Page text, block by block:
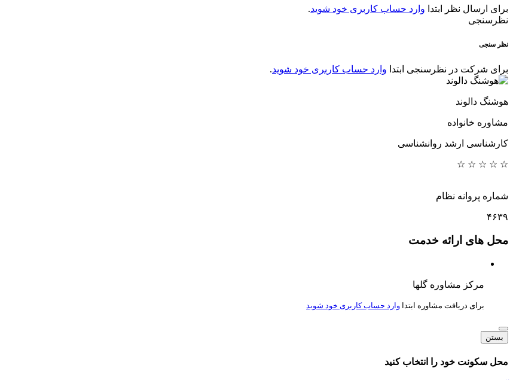
برای ارسال نظر ابتدا وارد حساب کاربری خود شوید.
نظرسنجی
نظر سنجی
برای شرکت در نظرسنجی ابتدا وارد حساب کاربری خود شوید.
هوشنگ دالوند
مشاوره خانواده
کارشناسی ارشد روانشناسی
☆
☆
☆
☆
☆
شماره پروانه نظام
۴۶۳۹
محل های ارائه خدمت
مرکز مشاوره گلها
برای دریافت مشاوره ابتدا وارد حساب کاربری خود شوید
بستن
محل سکونت خود را انتخاب کنید